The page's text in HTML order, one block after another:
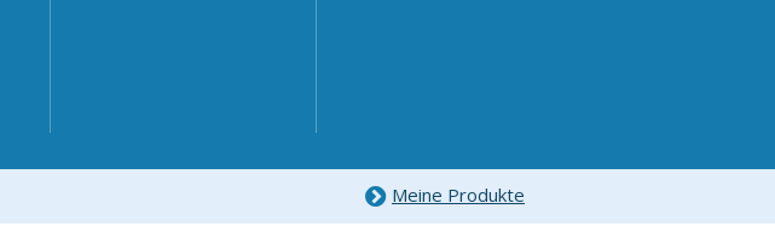
Meine Produkte